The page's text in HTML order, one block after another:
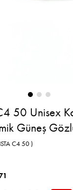
50 Unisex
Güneş
C4 50 )